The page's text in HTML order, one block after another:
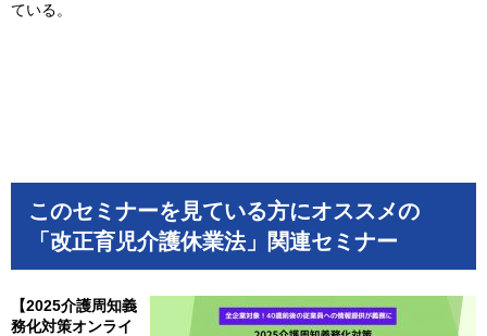
ている。
このセミナーを見ている方にオススメの
「改正育児介護休業法」関連セミナー
【2025介護周知義
務化対策オンライ